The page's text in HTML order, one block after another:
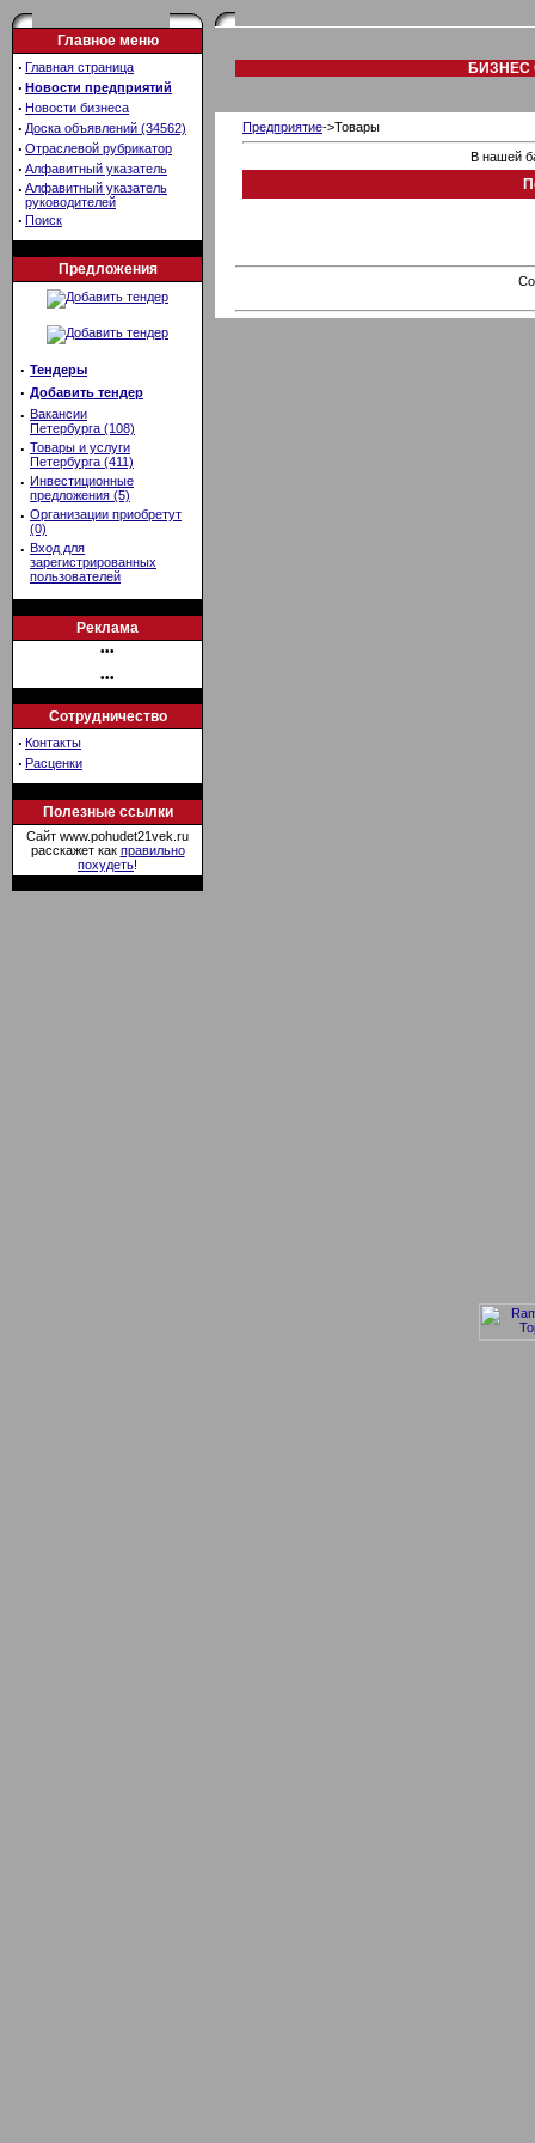
Главное меню
· Главная страница
· Новости предприятий
· Новости бизнеса
· Доска объявлений (34562)
· Отраслевой рубрикатор
· Алфавитный указатель
· Алфавитный указатель
руководителей
· Поиск
Предложения
· Тендеры
· Добавить тендер
· Вакансии
Петербурга (108)
· Товары и услуги
Петербурга (411)
· Инвестиционные
предложения (5)
· Организации приобретут
(0)
· Вход для
зарегистрированных
пользователей
Реклама
•••
•••
Сотрудничество
· Контакты
· Расценки
Полезные ссылки
Сайт www.pohudet21vek.ru
расскажет как правильно
похудеть!
БИЗНЕС
Предприятие->Товары
В нашей